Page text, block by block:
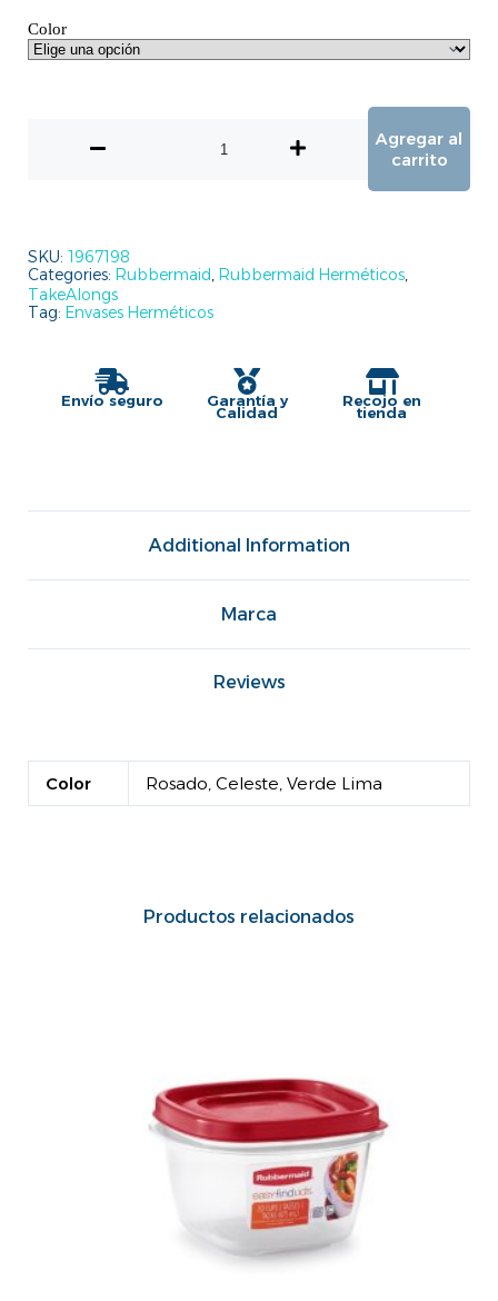
Color
Agregar al
carrito
SKU: 1967198
Categories: Rubbermaid, Rubbermaid Herméticos,
TakeAlongs
Tag: Envases Herméticos
Envío seguro Garantía y
Calidad
Recojo en
tienda
Additional Information
Marca
Reviews
Color Rosado, Celeste, Verde Lima
Productos relacionados